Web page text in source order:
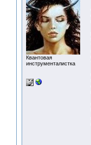
Квантовая
инструменталистка